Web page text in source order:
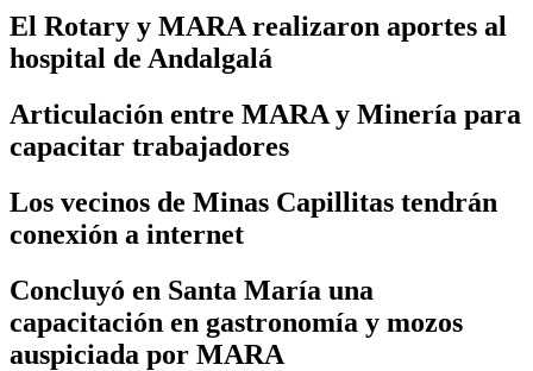
El Rotary y MARA realizaron aportes al
hospital de Andalgalá
Articulación entre MARA y Minería para
capacitar trabajadores
Los vecinos de Minas Capillitas tendrán
conexión a internet
Concluyó en Santa María una
capacitación en gastronomía y mozos
auspiciada por MARA